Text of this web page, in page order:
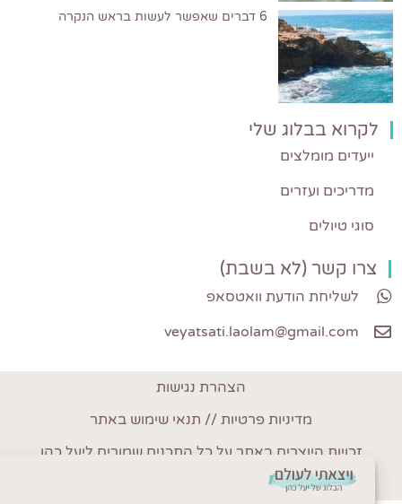
6 דברים שאפשר לעשות בראש הנקרה
בבלוג שלי
ייעדים מומלצים
מדריכים ועזרים
סוגי טיולים
קשר (לא בשבת)
לשליחת הודעת וואטסאפ
veyatsati.laolam@gmail.com
הצהרת נגישות
מדיניות פרטיות // תנאי שימוש באתר
זכויות היוצרים באתר על כל התכנים שמורים ליעל כהן
עיצוב ובניית אתר: סטודיו YOUXI